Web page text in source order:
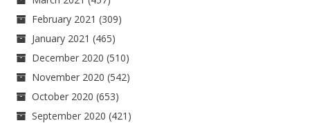
February 2021 (309)
January 2021 (465)
December 2020 (510)
November 2020 (542)
October 2020 (653)
September 2020 (421)